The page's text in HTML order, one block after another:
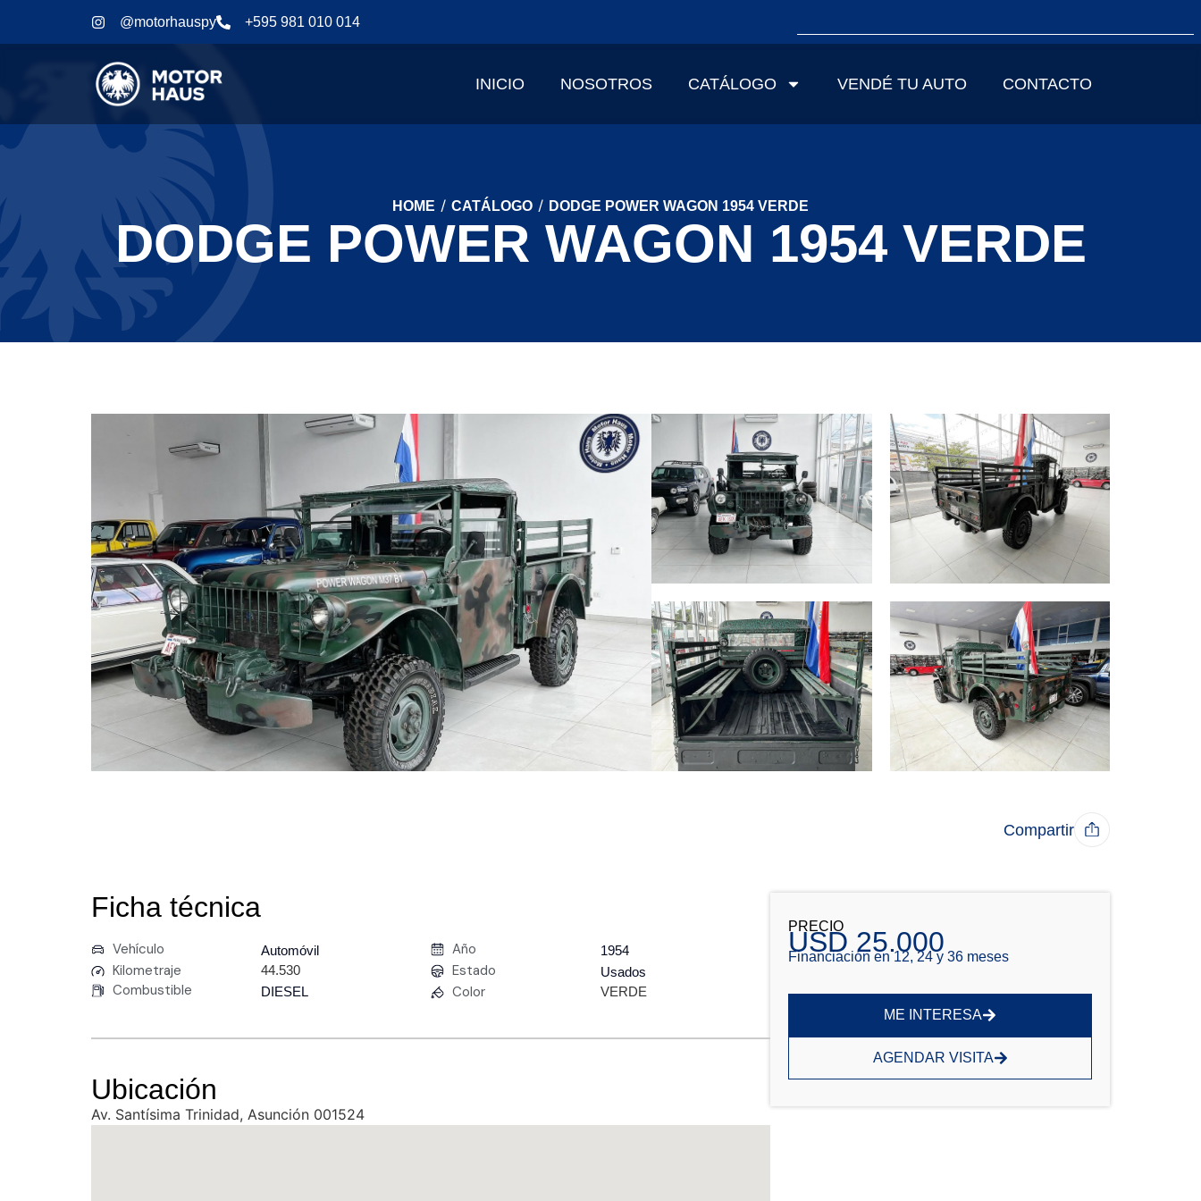
@motorhauspy +595 981 010 014
INICIO NOSOTROS CATÁLOGO VENDÉ TU AUTO CONTACTO
HOME / CATÁLOGO / DODGE POWER WAGON 1954 VERDE
DODGE POWER WAGON 1954 VERDE
PRECIO
USD 25.000
Financiación en 12, 24 y 36 meses
ME INTERESA
AGENDAR VISITA
Compartir
Ficha técnica
Vehículo Automóvil
Kilometraje 44.530
Combustible DIESEL
Año 1954
Estado Usados
Color VERDE
Ubicación
Av. Santísima Trinidad, Asunción 001524